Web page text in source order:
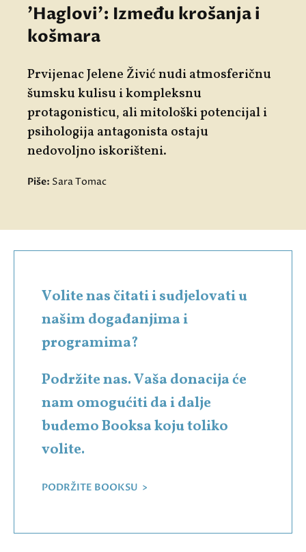
'Haglovi': Između krošanja i
košmara
Prvijenac Jelene Živić nudi atmosferičnu
šumsku kulisu i kompleksnu
protagonisticu, ali mitološki potencijal i
psihologija antagonista ostaju
nedovoljno iskorišteni.
Piše: Sara Tomac
Volite nas čitati i sudjelovati u
našim događanjima i
programima?
Podržite nas. Vaša donacija će
nam omogućiti da i dalje
budemo Booksa koju toliko
volite.
PODRŽITE BOOKSU >